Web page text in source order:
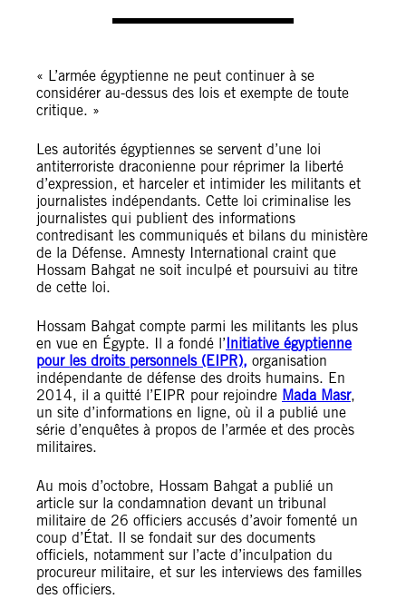
« L’armée égyptienne ne peut continuer à se
considérer au-dessus des lois et exempte de toute
critique. »
Les autorités égyptiennes se servent d’une loi
antiterroriste draconienne pour réprimer la liberté
d’expression, et harceler et intimider les militants et
journalistes indépendants. Cette loi criminalise les
journalistes qui publient des informations
contredisant les communiqués et bilans du ministère
de la Défense. Amnesty International craint que
Hossam Bahgat ne soit inculpé et poursuivi au titre
de cette loi.
Hossam Bahgat compte parmi les militants les plus
en vue en Égypte. Il a fondé l’Initiative égyptienne
pour les droits personnels (EIPR), organisation
indépendante de défense des droits humains. En
2014, il a quitté l’EIPR pour rejoindre Mada Masr,
un site d’informations en ligne, où il a publié une
série d’enquêtes à propos de l’armée et des procès
militaires.
Au mois d’octobre, Hossam Bahgat a publié un
article sur la condamnation devant un tribunal
militaire de 26 officiers accusés d’avoir fomenté un
coup d’État. Il se fondait sur des documents
officiels, notamment sur l’acte d’inculpation du
procureur militaire, et sur les interviews des familles
des officiers.